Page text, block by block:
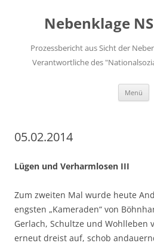
springenNebenklage
Prozessbericht aus Sicht der
Verantwortliche des
Menü
05.02.2014
Lügen und Verharmlosen III
Zum zweiten Mal wurde heute
engsten „Kameraden“ von
Gerlach, Schultze und Wohlleben
erneut dreist auf, schob